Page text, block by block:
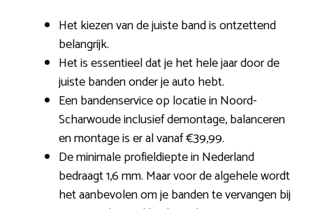
Het kiezen van de juiste band is ontzettend
belangrijk.
Het is essentieel dat je het hele jaar door de
juiste banden onder je auto hebt.
Een bandenservice op locatie in Noord-
Scharwoude inclusief demontage, balanceren
en montage is er al vanaf €39,99.
De minimale profieldiepte in Nederland
bedraagt 1,6 mm. Maar voor de algehele wordt
het aanbevolen om je banden te vervangen bij